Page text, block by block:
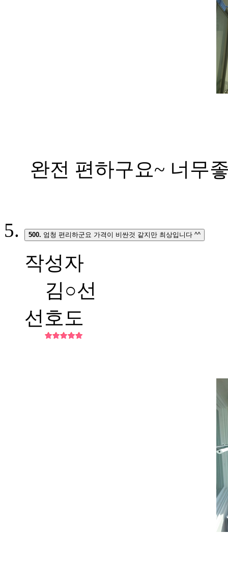
완전 편하구요~ 너무
500. 엄청 편리하군요 가격이 비싼것 같지만 최상입니다 ^^
작성자
김○선
선호도